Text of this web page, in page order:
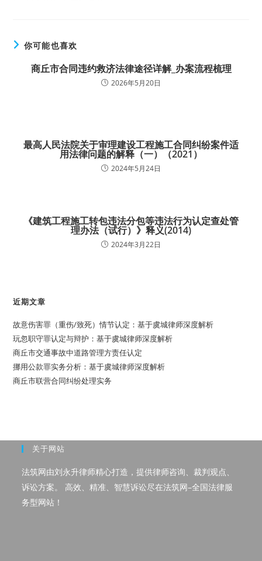
你可能也喜欢
商丘市合同违约救济法律途径详解_办案流程梳理
2026年5月20日
最高人民法院关于审理建设工程施工合同纠纷案件适
用法律问题的解释（一）（2021）
2024年5月24日
《建筑工程施工转包违法分包等违法行为认定查处管
理办法（试行）》释义(2014)
2024年3月22日
近期文章
故意伤害罪（重伤/致死）情节认定：基于虞城律师深度解析
玩忽职守罪认定与辩护：基于虞城律师深度解析
商丘市交通事故中道路管理方责任认定
挪用公款罪实务分析：基于虞城律师深度解析
商丘市联营合同纠纷处理实务
关于网站
法筑网由刘永升律师精心打造，提供律师咨询、裁判观点、
诉讼方案。 高效、精准、智慧诉讼尽在法筑网–全国法律服
务型网站！